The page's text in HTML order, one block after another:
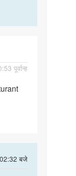
पूर्वान्ह
बजे